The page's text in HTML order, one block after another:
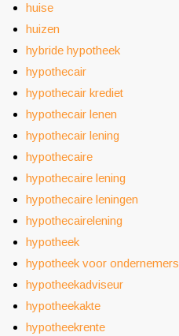
huise
huizen
hybride hypotheek
hypothecair
hypothecair krediet
hypothecair lenen
hypothecair lening
hypothecaire
hypothecaire lening
hypothecaire leningen
hypothecairelening
hypotheek
hypotheek voor ondernemers
hypotheekadviseur
hypotheekakte
hypotheekrente